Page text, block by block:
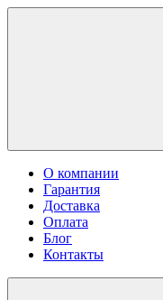
О компании
Гарантия
Доставка
Оплата
Блог
Контакты